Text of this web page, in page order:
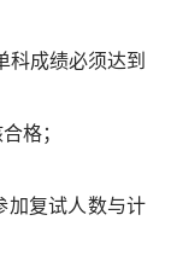
成绩必须达到
格；
复试人数与计